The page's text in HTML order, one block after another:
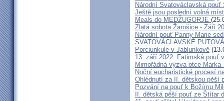
Národní Svatováclavská pouť
Ještě jsou poslední volná
Meals do MEDŽUGORJE
Zlatá sobota Žarošice - Září
Národní pouť Panny Marie
SVATOVÁCLAVSKÉ
Porciunkule v Jablunkově
13. září 2022: Fatimská pouť
Mimořádná výzva otce
Noční eucharistické procesí
Ohlédnutí za II. dětskou pěší
Pozvání na pouť k Božímu
II. dětská pěší pouť ze Štítar